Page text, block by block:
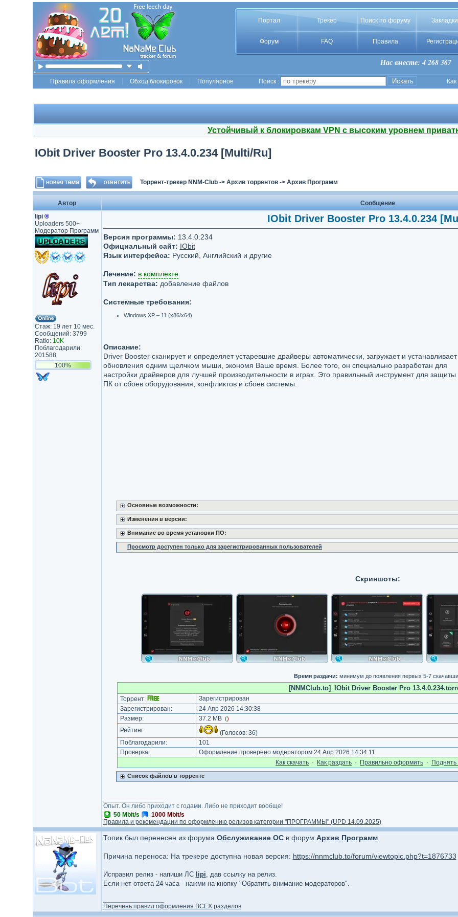
Портал Трекер Поиск по форуму Закладки
Форум FAQ Правила
Нас вместе: 4 268 367
Правила оформления Обход блокировок Популярное Поиск :
Устойчивый к блокировкам VPN с высоким уровнем
IObit Driver Booster Pro 13.4.0.234 [Multi/Ru]
Торрент-трекер NNM-Club-> Архив торрентов-> Архив Программ
Автор
Сообщение
lipi ®
Uploaders 500+
Модератор Программ
Стаж: 19 лет 10 мес.
Сообщений: 3799
Ratio: 10K
Поблагодарили:
201588
100%
IObit Driver Booster Pro 13.4.0.234
Версия программы: 13.4.0.234
Официальный сайт: IObit
Язык интерфейса: Русский, Английский и другие
Лечение: в комплекте
Тип лекарства: добавление файлов
Системные требования:
Windows XP – 11 (x86/x64)
Описание:
Driver Booster сканирует и определяет устаревшие драйверы автоматически, загружает и устанавливает
обновления одним щелчком мыши, экономя Ваше время. Более того, он специально разработан для
настройки драйверов для лучшей производительности в играх. Это правильный инструмент для защиты
ПК от сбоев оборудования, конфликтов и сбоев системы.
Основные возможности:
Изменения в версии:
Внимание во время установки ПО:
Просмотр доступен только для зарегистрированных пользователей
Скриншоты:
Время раздачи: минимум до появления первых 5-7
[NNMClub.to]_IObit Driver Booster Pro
Торрент:
Зарегистрирован
Зарегистрирован:
24 Апр 2026 14:30:38
Размер:
37.2 MB ()
Рейтинг: (Голосов: 36)
Поблагодарили:
101
Проверка:
Оформление проверено модератором 24 Апр 2026 14:34:11
Как cкачать · Как раздать · Правильно оформить · Поднять
Список файлов в торренте
Опыт. Он либо приходит с годами. Либо не приходит вообще!
50 Mbit/s
1000 Mbit/s
Правила и рекомендации по оформлению релизов категории "ПРОГРАММЫ" (UPD 14.09.2025)
Топик был перенесен из форума Обслуживание ОСв форум Архив Программ
Причина переноса: На трекере доступна новая версия: https://nnmclub.to/forum/viewtopic.php?t=1876733
Исправил релиз - напиши ЛС lipi, дав ссылку на релиз.
Если нет ответа 24 часа - нажми на кнопку "Обратить внимание модераторов".
Перечень правил оформления ВСЕХ разделов